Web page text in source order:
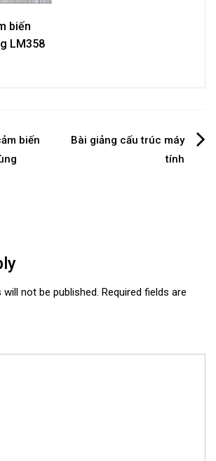
biến
LM358
biến
Bài giảng cấu trúc máy
tính
not be published. Required fields are